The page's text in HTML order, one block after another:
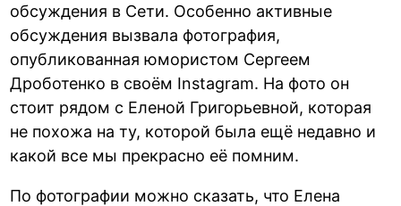
обсуждения в Сети. Особенно активные
обсуждения вызвала фотография,
опубликованная юмористом Сергеем
Дроботенко в своём Instagram. На фото он
стоит рядом с Еленой Григорьевной, которая
не похожа на ту, которой была ещё недавно и
какой все мы прекрасно её помним.
По фотографии можно сказать, что Елена